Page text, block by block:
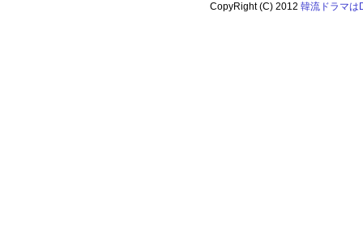
CopyRight (C) 2012韓流ドラマは